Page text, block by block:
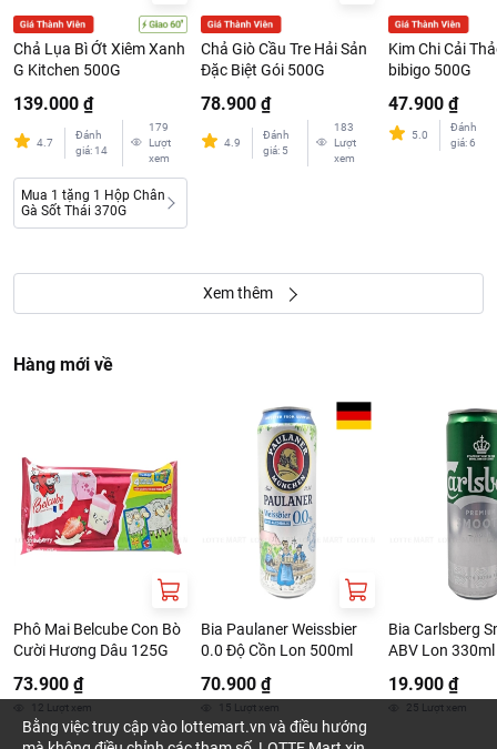
Chả Lụa Bì Ớt Xiêm Xanh
G Kitchen 500G
139.000 ₫
4.7
Đánh
giá: 14
179
Lượt
xem
Mua 1 tặng 1 Hộp Chân
Gà Sốt Thái 370G
Chả Giò Cầu Tre Hải Sản
Đặc Biệt Gói 500G
78.900 ₫
4.9
Đánh
giá: 5
183
Lượt
xem
Kim Chi Cải
bibigo 500G
47.900 ₫
5.0
Đánh
giá:6
Xem thêm
Hàng mới về
Phô Mai Belcube Con Bò
Cười Hương Dâu 125G
73.900 ₫
12 Lượt xem
Bia Paulaner Weissbier
0.0 Độ Cồn Lon 500ml
70.900 ₫
15 Lượt xem
Bia Carlsberg
ABV Lon 330ml
19.900 ₫
25 Lượt xem
Bằng việc truy cập vào lottemart.vn và điều hướng